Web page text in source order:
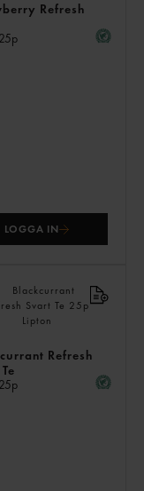
Refresh
25p
LOGGA IN
Refresh
25p